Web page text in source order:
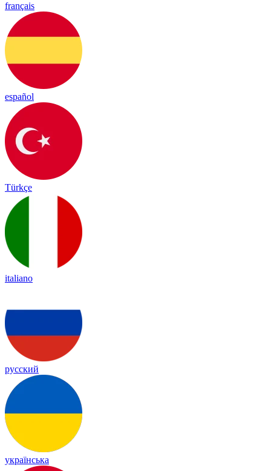
français
español
Türkçe
italiano
русский
українська